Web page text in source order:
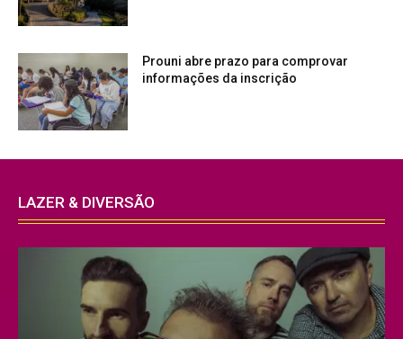
Prouni abre prazo para comprovar
informações da inscrição
LAZER & DIVERSÃO